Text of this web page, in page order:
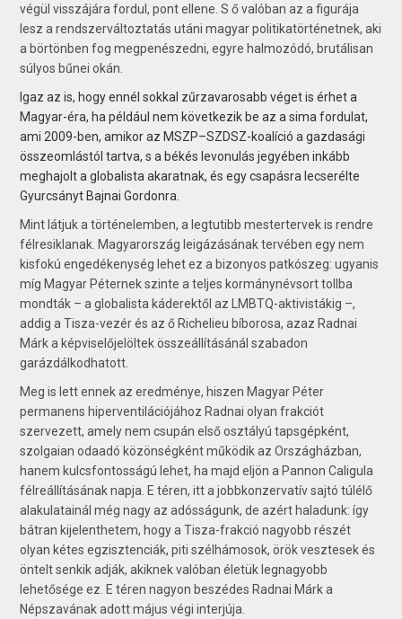
végül visszájára fordul, pont ellene. S ő valóban az a figurája
lesz a rendszerváltoztatás utáni magyar politikatörténetnek, aki
a börtönben fog megpenészedni, egyre halmozódó, brutálisan
súlyos bűnei okán.
Igaz az is, hogy ennél sokkal zűrzavarosabb véget is érhet a
Magyar-éra, ha például nem következik be az a sima fordulat,
ami 2009-ben, amikor az MSZP–SZDSZ-koalíció a gazdasági
összeomlástól tartva, s a békés levonulás jegyében inkább
meghajolt a globalista akaratnak, és egy csapásra lecserélte
Gyurcsányt Bajnai Gordonra.
Mint látjuk a történelemben, a legtutibb mestertervek is rendre
félresiklanak. Magyarország leigázásának tervében egy nem
kisfokú engedékenység lehet ez a bizonyos patkószeg: ugyanis
míg Magyar Péternek szinte a teljes kormánynévsort tollba
mondták – a globalista káderektől az LMBTQ-aktivistákig –,
addig a Tisza-vezér és az ő Richelieu bíborosa, azaz Radnai
Márk a képviselőjelöltek összeállításánál szabadon
garázdálkodhatott.
Meg is lett ennek az eredménye, hiszen Magyar Péter
permanens hiperventilációjához Radnai olyan frakciót
szervezett, amely nem csupán első osztályú tapsgépként,
szolgaian odaadó közönségként működik az Országházban,
hanem kulcsfontosságú lehet, ha majd eljön a Pannon Caligula
félreállításának napja. E téren, itt a jobbkonzervatív sajtó túlélő
alakulatainál még nagy az adósságunk, de azért haladunk: így
bátran kijelenthetem, hogy a Tisza-frakció nagyobb részét
olyan kétes egzisztenciák, piti szélhámosok, örök vesztesek és
öntelt senkik adják, akiknek valóban életük legnagyobb
lehetősége ez. E téren nagyon beszédes Radnai Márk a
Népszavának adott május végi interjúja.